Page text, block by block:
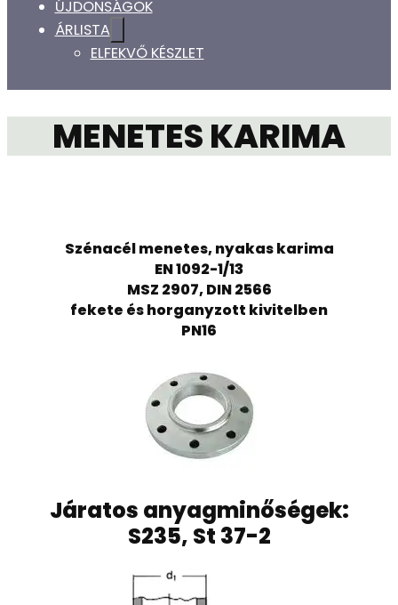
ÚJDONSÁGOK
ÁRLISTA
ELFEKVŐ KÉSZLET
MENETES KARIMA
Szénacél menetes, nyakas karima
EN 1092-1/13
MSZ 2907, DIN 2566
fekete és horganyzott kivitelben
PN16
Járatos anyagminőségek:
S235, St 37-2